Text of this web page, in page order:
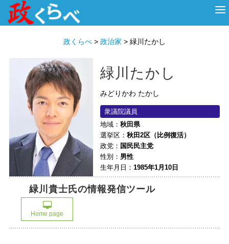
政くらべ > 政治家 > 緑川たかし
緑川たかし
みどりかわ たかし
衆議院議員
地域： 秋田県
選挙区： 秋田2区（比例復活）
政党： 国民民主党
性別： 男性
生年月日： 1985年1月10日
緑川貴士氏の情報発信ツール
Home page